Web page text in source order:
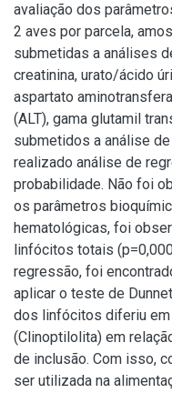
avaliação dos
2 aves por parcela,
submetidas a análises
creatinina, urato/ácido
aspartato
(ALT), gama glutamil
submetidos a análise
realizado análise de
probabilidade. Não foi
os parâmetros
hematológicas, foi
linfócitos totais
regressão, foi
aplicar o teste de
dos linfócitos diferiu
(Clinoptilolita) em
de inclusão. Com isso,
ser utilizada na